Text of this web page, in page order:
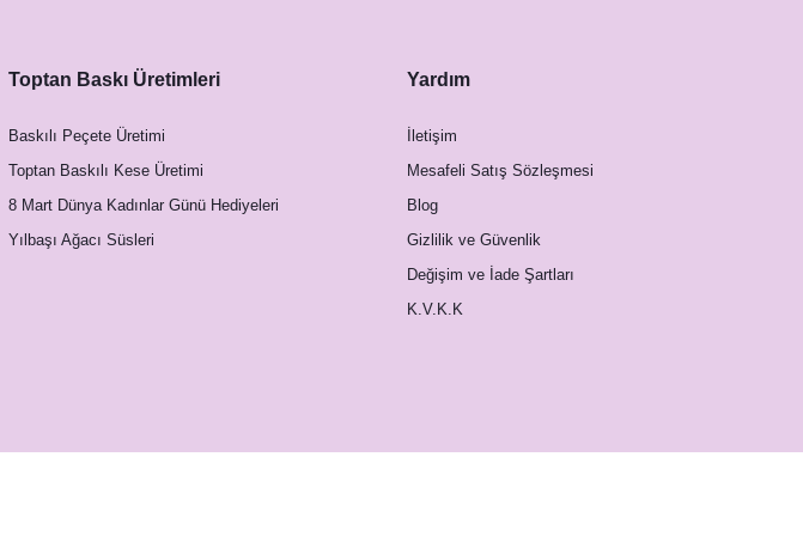
Toptan Baskı Üretimleri
Baskılı Peçete Üretimi
Toptan Baskılı Kese Üretimi
8 Mart Dünya Kadınlar Günü Hediyeleri
Yılbaşı Ağacı Süsleri
Yardım
İletişim
Mesafeli Satış Sözleşmesi
Blog
Gizlilik ve Güvenlik
Değişim ve İade Şartları
K.V.K.K